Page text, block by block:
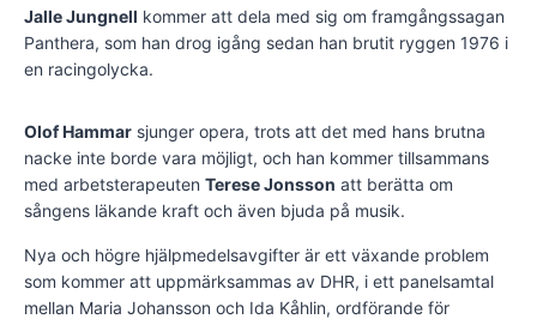
Jalle Jungnell kommer att dela med sig om framgångssagan
Panthera, som han drog igång sedan han brutit ryggen 1976 i
en racingolycka.
Olof Hammar sjunger opera, trots att det med hans brutna
nacke inte borde vara möjligt, och han kommer tillsammans
med arbetsterapeuten Terese Jonsson att berätta om
sångens läkande kraft och även bjuda på musik.
Nya och högre hjälpmedelsavgifter är ett växande problem
som kommer att uppmärksammas av DHR, i ett panelsamtal
mellan Maria Johansson och Ida Kåhlin, ordförande för